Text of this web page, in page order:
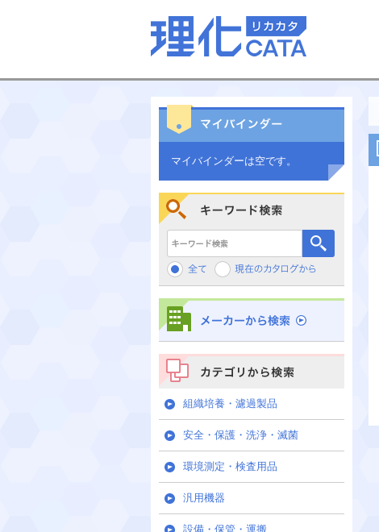
マイバインダーは空です。
キーワード検索
カテゴリから検索
組織培養・濾過製品
安全・保護・洗浄・滅菌
環境測定・検査用品
汎用機器
設備・保管・運搬